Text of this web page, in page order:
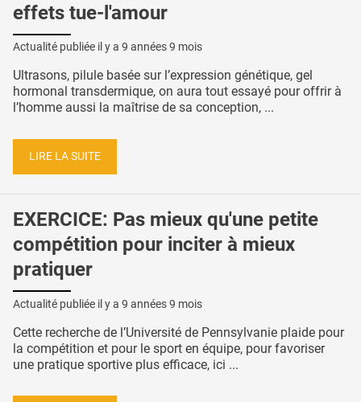
effets tue-l'amour
Actualité publiée il y a 9 années 9 mois
Ultrasons, pilule basée sur l’expression génétique, gel
hormonal transdermique, on aura tout essayé pour offrir à
l’homme aussi la maîtrise de sa conception, ...
LIRE LA SUITE
EXERCICE: Pas mieux qu'une petite
compétition pour inciter à mieux
pratiquer
Actualité publiée il y a 9 années 9 mois
Cette recherche de l’Université de Pennsylvanie plaide pour
la compétition et pour le sport en équipe, pour favoriser
une pratique sportive plus efficace, ici ...